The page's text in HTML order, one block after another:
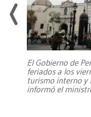
El Gobierno de
feriados a los
turismo interno y
informó el